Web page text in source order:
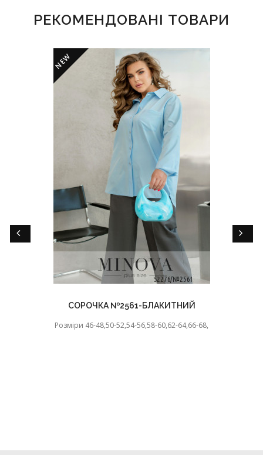
РЕКОМЕНДОВАНІ ТОВАРИ
NEW
СОРОЧКА №2561-БЛАКИТНИЙ
Розміри 46-48,50-52,54-56,58-60,62-64,66-68,